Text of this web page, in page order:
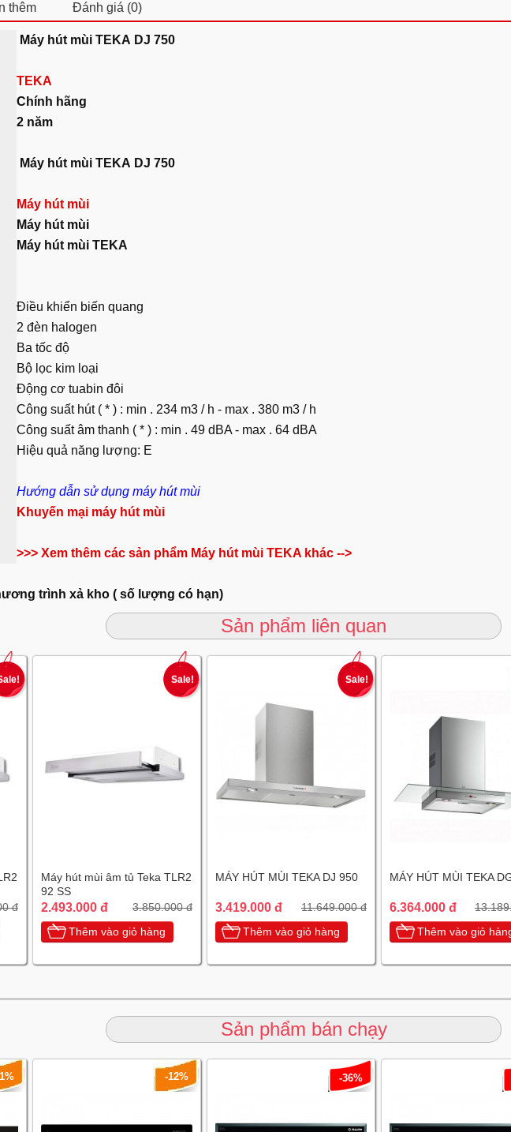
thêm Đánh giá (0)
Máy hút mùi TEKA DJ 750
TEKA
Chính hãng
2 năm
Máy hút mùi TEKA DJ 750
Máy hút mùi
Máy hút mùi
Máy hút mùi TEKA
Điều khiển biến quang
2 đèn halogen
Ba tốc độ
Bộ lọc kim loại
Động cơ tuabin đôi
Công suất hút ( * ) : min . 234 m3 / h - max . 380 m3 / h
Công suất âm thanh ( * ) : min . 49 dBA - max . 64 dBA
Hiệu quả năng lượng: E
Hướng dẫn sử dụng máy hút mùi
Khuyến mại máy hút mùi
>>> Xem thêm các sản phẩm Máy hút mùi TEKA khác -->
trình xả kho ( số lượng có hạn)
Sản phẩm liên quan
đ
Sale!
Máy hút mùi âm tủ Teka TLR2
92 SS
2.493.000 đ 3.850.000 đ
Thêm vào giỏ hàng
Sale!
MÁY HÚT MÙI TEKA DJ 950
3.419.000 đ 11.649.000 đ
Thêm vào giỏ hàng
MÁY HÚT MÙI TEKA
6.364.000 đ
Thêm vào giỏ
Sản phẩm bán chạy
-12% -36%